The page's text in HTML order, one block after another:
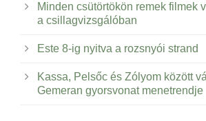
Minden csütörtökön remek filmek
a csillagvizsgálóban
Este 8-ig nyitva a rozsnyói strand
Kassa, Pelsőc és Zólyom között
Gemeran gyorsvonat menetrendje